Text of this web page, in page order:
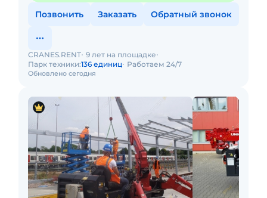
Позвонить Заказать Обратный звонок
Обновлено сегодня
CRANES.RENT 9 лет на площадке
Парк техники:136 единиц Работаем 24/7